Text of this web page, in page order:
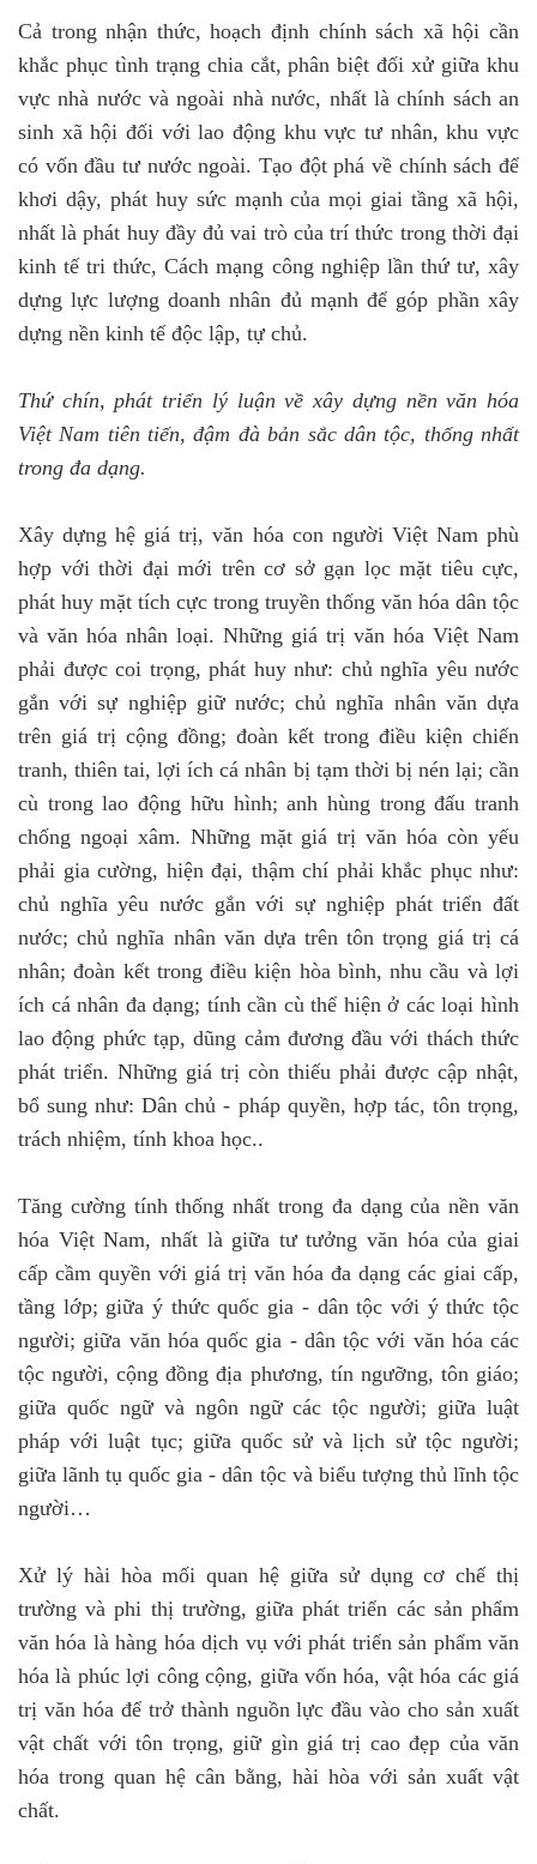
Cả trong nhận thức, hoạch định chính sách xã hội cần
khắc phục tình trạng chia cắt, phân biệt đối xử giữa khu
vực nhà nước và ngoài nhà nước, nhất là chính sách an
sinh xã hội đối với lao động khu vực tư nhân, khu vực
có vốn đầu tư nước ngoài. Tạo đột phá về chính sách để
khơi dậy, phát huy sức mạnh của mọi giai tầng xã hội,
nhất là phát huy đầy đủ vai trò của trí thức trong thời đại
kinh tế tri thức, Cách mạng công nghiệp lần thứ tư, xây
dựng lực lượng doanh nhân đủ mạnh để góp phần xây
dựng nền kinh tế độc lập, tự chủ.
Thứ chín, phát triển lý luận về xây dựng nền văn hóa
Việt Nam tiên tiến, đậm đà bản sắc dân tộc, thống nhất
trong đa dạng.
Xây dựng hệ giá trị, văn hóa con người Việt Nam phù
hợp với thời đại mới trên cơ sở gạn lọc mặt tiêu cực,
phát huy mặt tích cực trong truyền thống văn hóa dân tộc
và văn hóa nhân loại. Những giá trị văn hóa Việt Nam
phải được coi trọng, phát huy như: chủ nghĩa yêu nước
gắn với sự nghiệp giữ nước; chủ nghĩa nhân văn dựa
trên giá trị cộng đồng; đoàn kết trong điều kiện chiến
tranh, thiên tai, lợi ích cá nhân bị tạm thời bị nén lại; cần
cù trong lao động hữu hình; anh hùng trong đấu tranh
chống ngoại xâm. Những mặt giá trị văn hóa còn yếu
phải gia cường, hiện đại, thậm chí phải khắc phục như:
chủ nghĩa yêu nước gắn với sự nghiệp phát triển đất
nước; chủ nghĩa nhân văn dựa trên tôn trọng giá trị cá
nhân; đoàn kết trong điều kiện hòa bình, nhu cầu và lợi
ích cá nhân đa dạng; tính cần cù thể hiện ở các loại hình
lao động phức tạp, dũng cảm đương đầu với thách thức
phát triển. Những giá trị còn thiếu phải được cập nhật,
bổ sung như: Dân chủ - pháp quyền, hợp tác, tôn trọng,
trách nhiệm, tính khoa học..
Tăng cường tính thống nhất trong đa dạng của nền văn
hóa Việt Nam, nhất là giữa tư tưởng văn hóa của giai
cấp cầm quyền với giá trị văn hóa đa dạng các giai cấp,
tầng lớp; giữa ý thức quốc gia - dân tộc với ý thức tộc
người; giữa văn hóa quốc gia - dân tộc với văn hóa các
tộc người, cộng đồng địa phương, tín ngưỡng, tôn giáo;
giữa quốc ngữ và ngôn ngữ các tộc người; giữa luật
pháp với luật tục; giữa quốc sử và lịch sử tộc người;
giữa lãnh tụ quốc gia - dân tộc và biểu tượng thủ lĩnh tộc
người…
Xử lý hài hòa mối quan hệ giữa sử dụng cơ chế thị
trường và phi thị trường, giữa phát triển các sản phẩm
văn hóa là hàng hóa dịch vụ với phát triển sản phẩm văn
hóa là phúc lợi công cộng, giữa vốn hóa, vật hóa các giá
trị văn hóa để trở thành nguồn lực đầu vào cho sản xuất
vật chất với tôn trọng, giữ gìn giá trị cao đẹp của văn
hóa trong quan hệ cân bằng, hài hòa với sản xuất vật
chất.